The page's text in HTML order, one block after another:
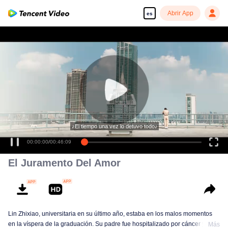
es Abrir App
00:00:00/00:46:09
♪El tiempo una vez lo detuvo todo♪
El Juramento Del Amor
Lin Zhixiao, universitaria en su último año, estaba en los malos momentos
en la víspera de la graduación. Su padre fue hospitalizado por cáncer y ella
Más